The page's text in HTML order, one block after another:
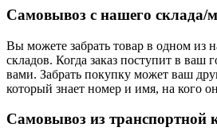
Самовывоз с нашего склада/
Вы можете забрать товар в одном из
складов. Когда заказ поступит в ваш
вами. Забрать покупку может ваш
который знает номер и имя, на кого
Самовывоз из транспортной